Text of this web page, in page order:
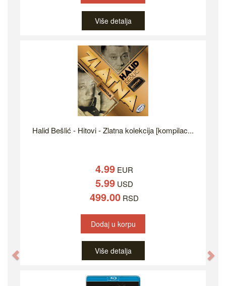
Više detalja
Halid Bešlić - Hitovi - Zlatna kolekcija [kompilac...
4.99 EUR
5.99 USD
499.00 RSD
Dodaj u korpu
Više detalja